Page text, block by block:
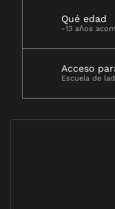
Qué edad
-13 años
Acceso
Escuela de